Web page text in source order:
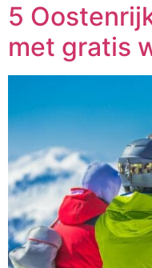
5
met gratis